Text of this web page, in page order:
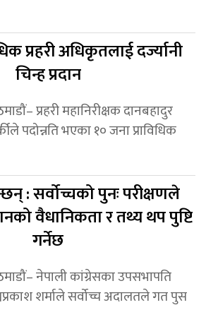
प्रहरी अधिकृतलाई दर्ज्यानी
चिन्ह प्रदान
प्रहरी महानिरीक्षक दानबहादुर
पदोन्नति भएका १० जना प्राविधिक
: सर्वोच्चको पुनः परीक्षणले
वैधानिकता र तथ्य थप पुष्टि
गर्नेछ
नेपाली कांग्रेसका उपसभापति
शर्माले सर्वोच्च अदालतले गत पुस